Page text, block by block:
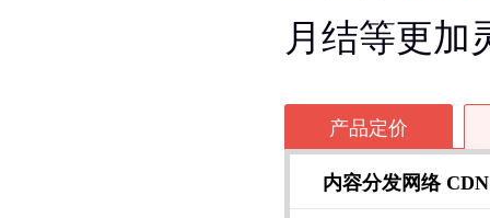
月结等更加
产品定价
内容分发网络 CDN